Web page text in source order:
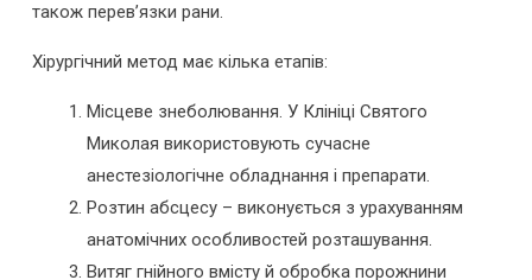
також перев’язки рани.
Хірургічний метод має кілька етапів:
Місцеве знеболювання. У Клініці Святого
Миколая використовують сучасне
анестезіологічне обладнання і препарати.
Розтин абсцесу – виконується з урахуванням
анатомічних особливостей розташування.
Витяг гнійного вмісту й обробка порожнини